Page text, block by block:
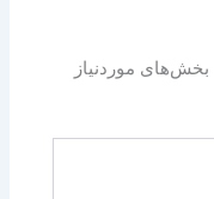
بخش‌های موردنیاز